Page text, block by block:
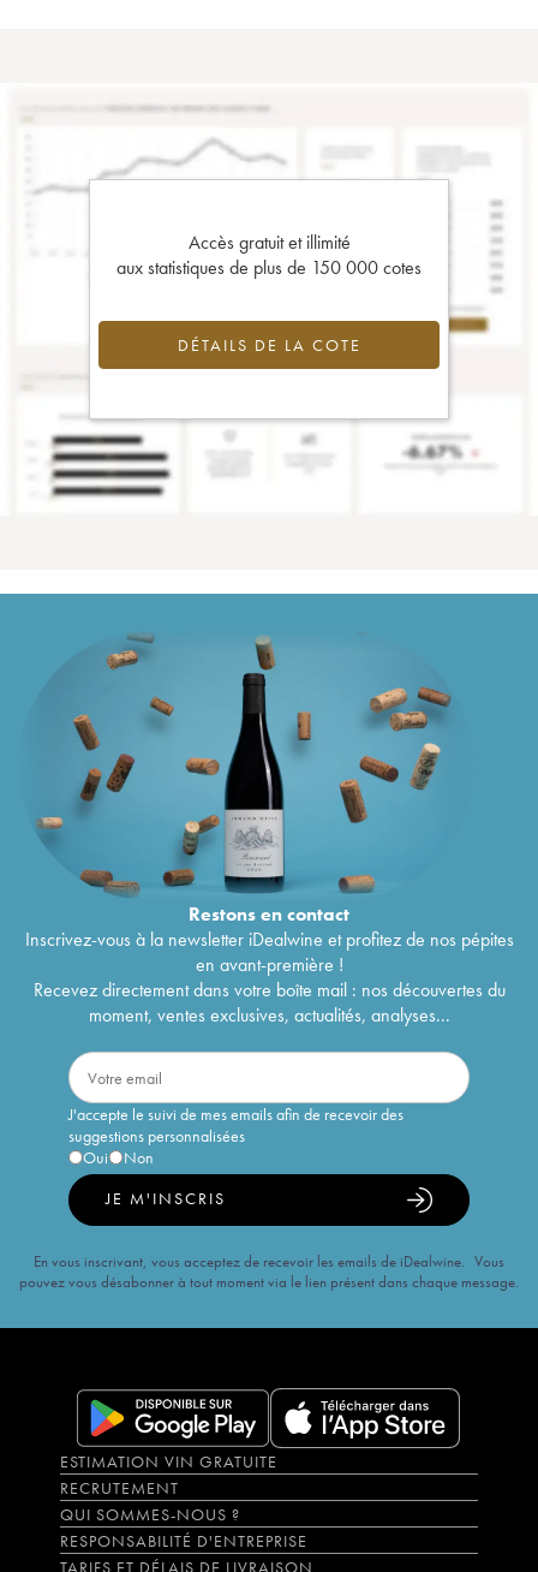
Accès gratuit et illimité
aux statistiques de plus de 150 000 cotes
DÉTAILS DE LA COTE
Restons encontact
Inscrivez-vous à la newsletter iDealwine et profitez de nos pépites
en avant-première !
Recevez directement dans votre boîte mail : nos découvertes du
moment, ventes exclusives, actualités, analyses...
J'accepte le suivi de mes emails afin de recevoir des
suggestions personnalisées
Oui
Non
JE M'INSCRIS
En vous inscrivant, vous acceptez de recevoir les emails de iDealwine. Vous
pouvez vous désabonner à tout moment via le lien présent dans chaque message.
ESTIMATION VIN GRATUITE
RECRUTEMENT
QUI SOMMES-NOUS ?
RESPONSABILITÉ D'ENTREPRISE
TARIFS ET DÉLAIS DE LIVRAISON